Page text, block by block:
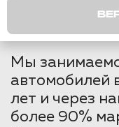
Мы
автомобилей
лет и через
более 90%